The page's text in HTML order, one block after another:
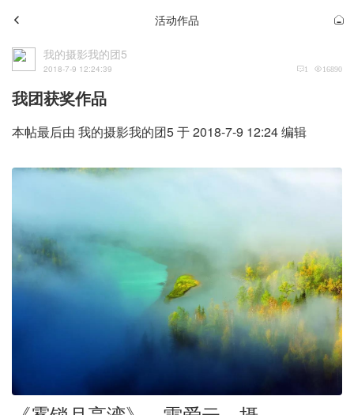
活动作品
我的摄影我的团5
2018-7-9 12:24:39 1 16890
我团获奖作品
本帖最后由 我的摄影我的团5 于 2018-7-9 12:24 编辑